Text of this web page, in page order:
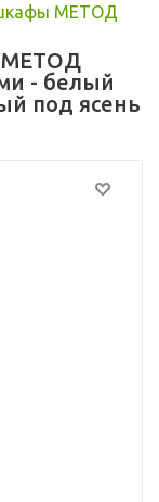
МЕТОД
МЕТОД
- белый
под ясень